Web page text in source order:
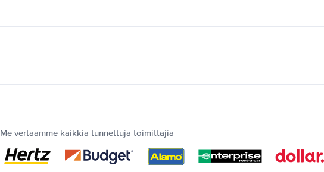
Me vertaamme kaikkia tunnettuja toimittajia